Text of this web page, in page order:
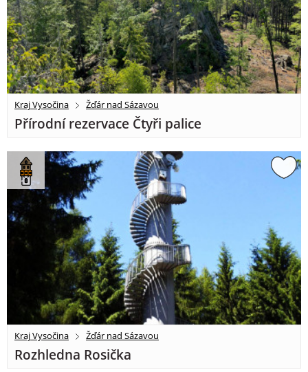
Kraj Vysočina Žďár nad Sázavou
Přírodní rezervace Čtyři palice
Kraj Vysočina Žďár nad Sázavou
Rozhledna Rosička